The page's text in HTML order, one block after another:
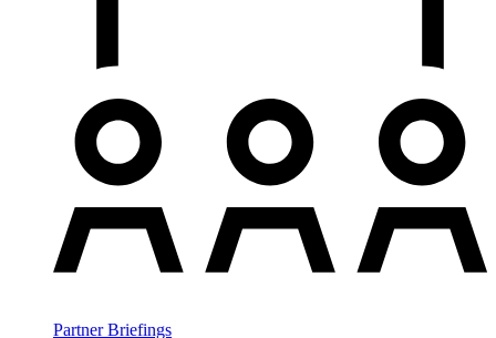
Partner Briefings